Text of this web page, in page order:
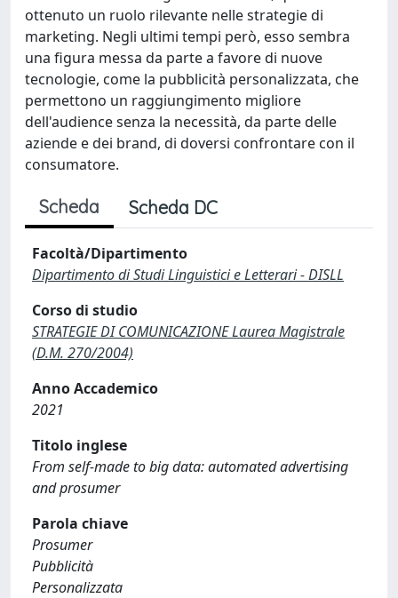
ottenuto un ruolo rilevante nelle strategie di
marketing. Negli ultimi tempi però, esso sembra
una figura messa da parte a favore di nuove
tecnologie, come la pubblicità personalizzata, che
permettono un raggiungimento migliore
dell'audience senza la necessità, da parte delle
aziende e dei brand, di doversi confrontare con il
consumatore.
Scheda Scheda DC
Facoltà/Dipartimento
Dipartimento di Studi Linguistici e Letterari - DISLL
Corso di studio
STRATEGIE DI COMUNICAZIONE Laurea Magistrale
(D.M. 270/2004)
Anno Accademico
2021
Titolo inglese
From self-made to big data: automated advertising
and prosumer
Parola chiave
Prosumer
Pubblicità
Personalizzata